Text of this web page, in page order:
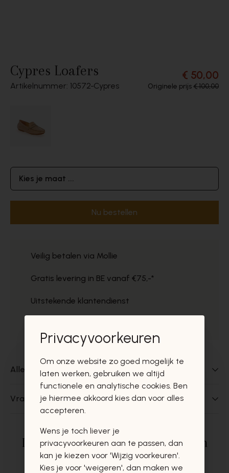
Cypres Loafers
Artikelnummer: 10572 Cypres
€ 50,00
Originele prijs€ 100,00
Kies je maat ...
Nu bestellen
Veilig betalen via Mollie
Gratis levering in BE vanaf €75,-*
Uitstekende klantendienst
Alles over dit product
Vragen over dit product?
Deze producten zullen u zeker en
vast ook interesseren
Privacyvoorkeuren
Om onze website zo goed mogelijk te
laten werken, gebruiken we altijd
functionele en analytische cookies. Ben
je hiermee akkoord kies dan voor alles
accepteren.
Wens je toch liever je
privacyvoorkeuren aan te passen, dan
kan je kiezen voor 'Wijzig voorkeuren'.
Kies je voor 'weigeren', dan maken we